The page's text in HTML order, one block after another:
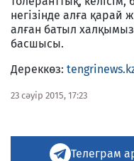
негізінде алға қарай
алған батыл
басшысы.
Дереккөз:
23 сәуір 2015, 17:23
Телеграм